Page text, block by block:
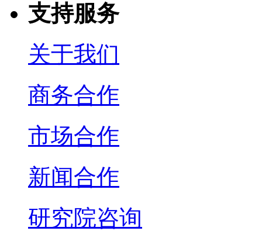
支持服务
关于我们
商务合作
市场合作
新闻合作
研究院咨询